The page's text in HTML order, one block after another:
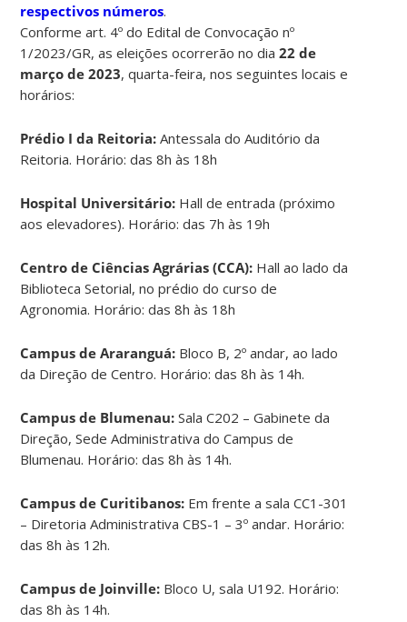
respectivos números.
Conforme art. 4º do Edital de Convocação nº
1/2023/GR, as eleições ocorrerão no dia22 de
março de 2023, quarta-feira, nos seguintes locais e
horários:
Prédio I da Reitoria: Antessala do Auditório da
Reitoria. Horário: das 8h às 18h
Hospital Universitário: Hall de entrada (próximo
aos elevadores). Horário: das 7h às 19h
Centro de Ciências Agrárias (CCA): Hall ao lado da
Biblioteca Setorial, no prédio do curso de
Agronomia. Horário: das 8h às 18h
Campus de Araranguá: Bloco B, 2º andar, ao lado
da Direção de Centro. Horário: das 8h às 14h.
Campus de Blumenau: Sala C202 – Gabinete da
Direção, Sede Administrativa do Campus de
Blumenau. Horário: das 8h às 14h.
Campus de Curitibanos: Em frente a sala CC1-301
– Diretoria Administrativa CBS-1 – 3º andar. Horário:
das 8h às 12h.
Campus de Joinville: Bloco U, sala U192. Horário:
das 8h às 14h.